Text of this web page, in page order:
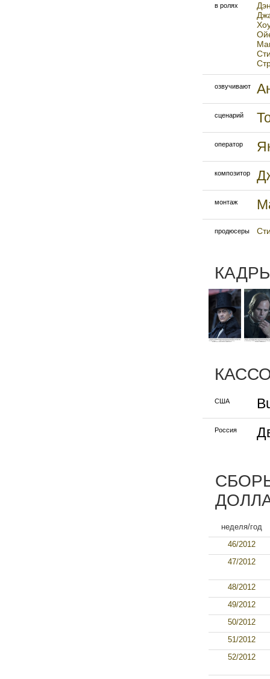
в ролях
озвучивают
сценарий
оператор
композитор
монтаж
продюсеры
США
Россия
неделя/год
46/2012
47/2012
48/2012
49/2012
50/2012
51/2012
52/2012